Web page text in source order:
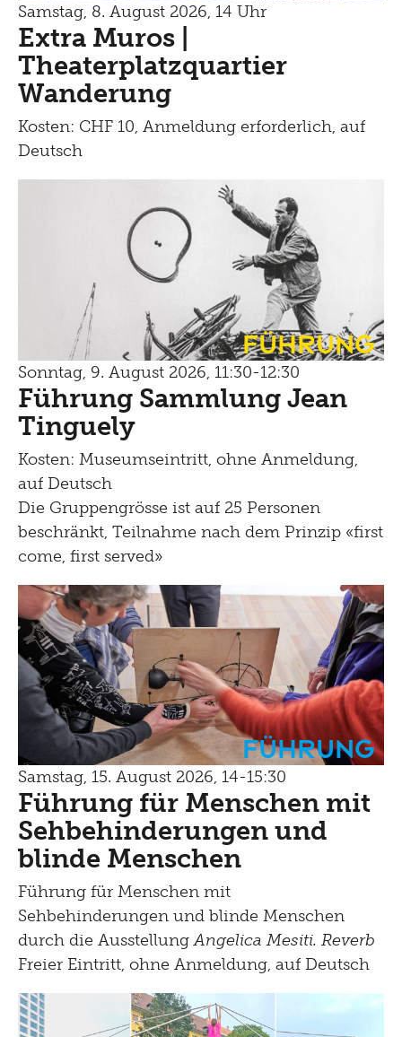
Samstag, 8. August 2026, 14 Uhr
Extra Muros |
Theaterplatzquartier
Wanderung
Kosten: CHF 10, Anmeldung erforderlich, auf
Deutsch
Führung
Sonntag, 9. August 2026, 11:30-12:30
Führung Sammlung Jean
Tinguely
Kosten: Museumseintritt, ohne Anmeldung,
auf Deutsch
Die Gruppengrösse ist auf 25 Personen
beschränkt, Teilnahme nach dem Prinzip «first
come, first served»
Führung
Samstag, 15. August 2026, 14-15:30
Führung für Menschen mit
Sehbehinderungen und
blinde Menschen
Führung für Menschen mit
Sehbehinderungen und blinde Menschen
durch die AusstellungAngelica Mesiti. Reverb
Freier Eintritt, ohne Anmeldung, auf Deutsch